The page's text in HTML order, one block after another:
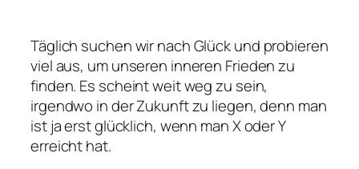
Täglich suchen wir nach Glück und probieren
viel aus, um unseren inneren Frieden zu
finden. Es scheint weit weg zu sein,
irgendwo in der Zukunft zu liegen, denn man
ist ja erst glücklich, wenn man X oder Y
erreicht hat.